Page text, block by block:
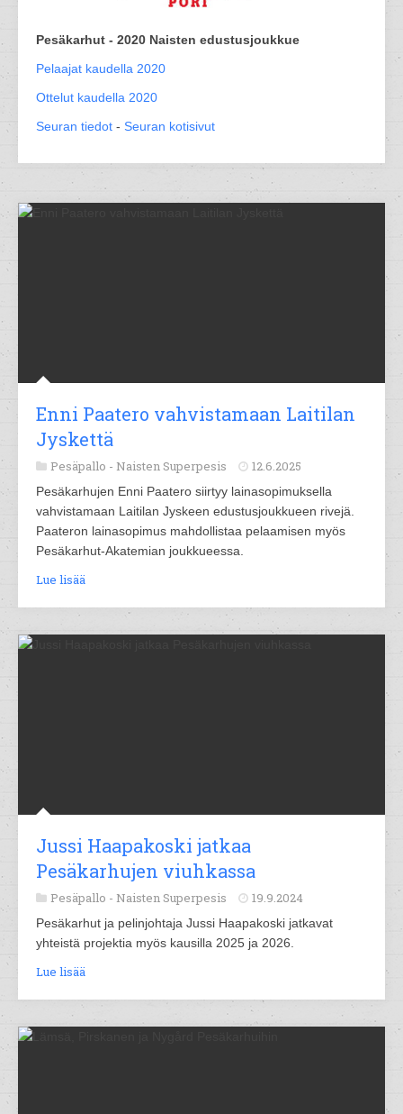
Pesäkarhut - 2020 Naisten edustusjoukkue
Pelaajat kaudella 2020
Ottelut kaudella 2020
Seuran tiedot - Seuran kotisivut
Enni Paatero vahvistamaan Laitilan
Jyskettä
Pesäpallo - Naisten Superpesis 12.6.2025
Pesäkarhujen Enni Paatero siirtyy lainasopimuksella
vahvistamaan Laitilan Jyskeen edustusjoukkueen rivejä.
Paateron lainasopimus mahdollistaa pelaamisen myös
Pesäkarhut-Akatemian joukkueessa.
Lue lisää
Jussi Haapakoski jatkaa
Pesäkarhujen viuhkassa
Pesäpallo - Naisten Superpesis 19.9.2024
Pesäkarhut ja pelinjohtaja Jussi Haapakoski jatkavat
yhteistä projektia myös kausilla 2025 ja 2026.
Lue lisää